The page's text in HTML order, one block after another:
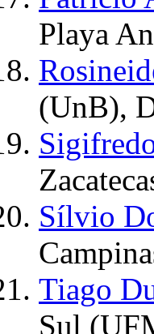
Playa
(UnB),
Sílvio
Tiago
Sul